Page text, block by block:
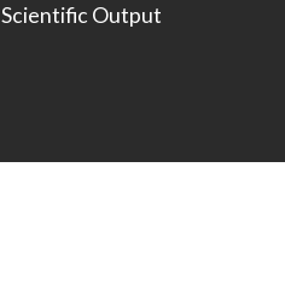
Scientific Output